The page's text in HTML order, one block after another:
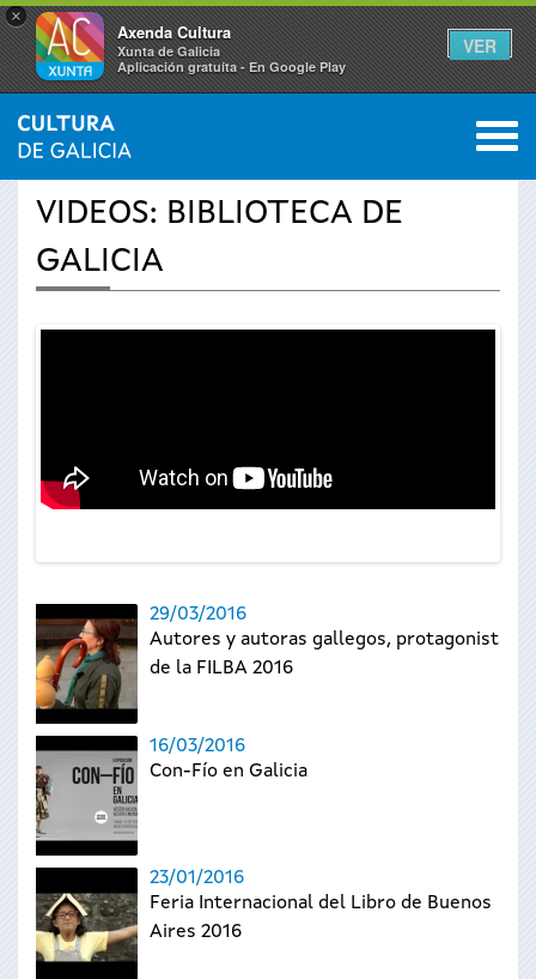
×
Axenda Cultura
Xunta de Galicia
Aplicación gratuíta - En Google Play
VER
Se
usted
INICIO › ACTUALIDAD 0
VIDEOS: BIBLIOTECA DE
GALICIA
29/03/2016
Autores y autoras gallegos, protagonistas
de la FILBA 2016
16/03/2016
Con-Fío en Galicia
23/01/2016
Feria Internacional del Libro de Buenos
Aires 2016